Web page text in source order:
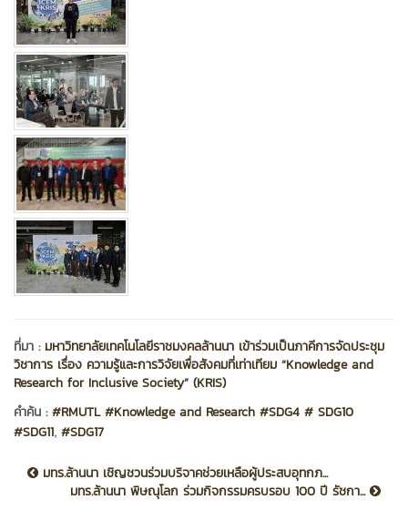
ที่มา : มหาวิทยาลัยเทคโนโลยีราชมงคลล้านนา เข้าร่วมเป็นภาคีการจัดประชุม
วิชาการ เรื่อง ความรู้และการวิจัยเพื่อสังคมที่เท่าเทียม “Knowledge and
Research for Inclusive Society” (KRIS)
คำค้น :#RMUTL #Knowledge and Research #SDG4 # SDG10
#SDG11, #SDG17
มทร.ล้านนา เชิญชวนร่วมบริจาคช่วยเหลือผู้ประสบอุทกภ...
มทร.ล้านนา พิษณุโลก ร่วมกิจกรรมครบรอบ 100 ปี รัชกา...